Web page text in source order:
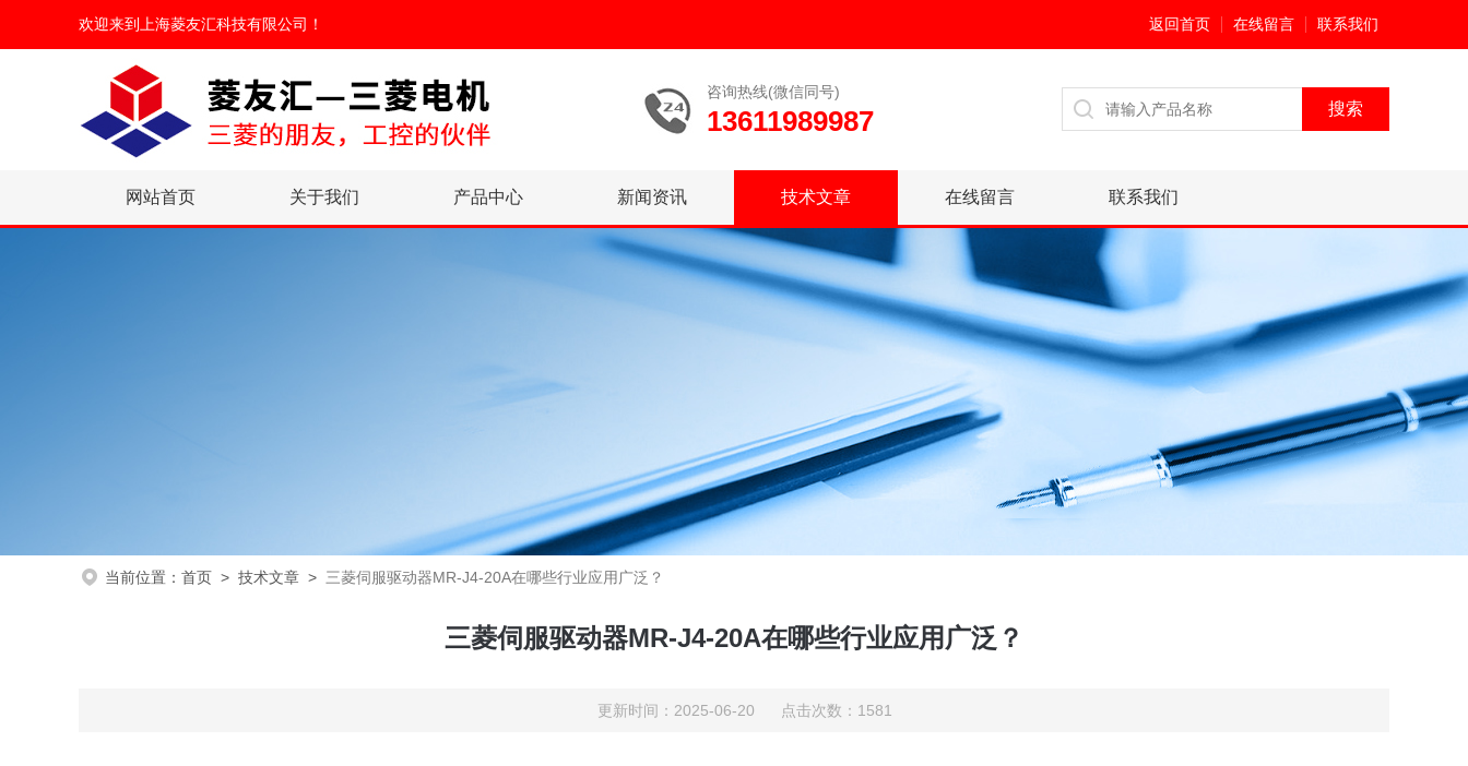
欢迎来到 上海菱友汇科技有限公司 ！ 返回首页 在线留言 联系我们
咨询热线(微信同号)
13611989987
网站首页 关于我们 产品中心 新闻资讯 技术文章 在线留言 联系我们
当前位置： 首页 > 技术文章 > 三菱伺服驱动器MR-J4-20A在哪些行业应用广泛？
三菱伺服驱动器MR-J4-20A在哪些行业应用广泛？
更新时间：2025-06-20 点击次数：1581